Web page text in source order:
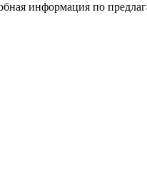
информация по